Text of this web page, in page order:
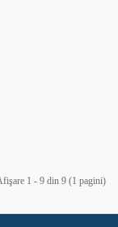
1 - 9 din 9 (1 pagini)